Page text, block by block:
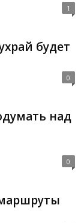
1
будет
0
над
0